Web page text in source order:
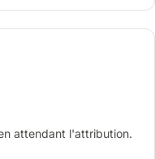
attendant l'attribution.